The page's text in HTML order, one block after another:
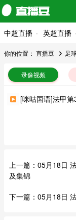
中超直播 英超直播
你的位置： 直播豆 足
录像视频
[咪咕国语]法甲
上一篇： 05月18日
及集锦
下一篇： 05月18日